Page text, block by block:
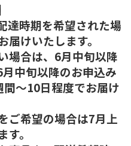
達時期を希望された場
けいたします。
場合は、6月中旬以降
中旬以降のお申込み
～10日程度でお届け
ご希望の場合は7月上
。